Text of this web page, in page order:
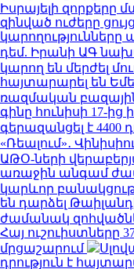
Իսրայելի զորքերը
զինված ուժերը
դեմ. Իրանի ԱԳ
կարող են մերժել
հայտարարել են
ռազմական
գինը հունիսի 17-
գերազանցել է 4400
«Ռեալում»․
ԱԹՕ-ների
առաջին անգամ
կարևոր
են դարձել
ժամանակ
Հայ ուշուիստները
մրցաշարում
դրություն է